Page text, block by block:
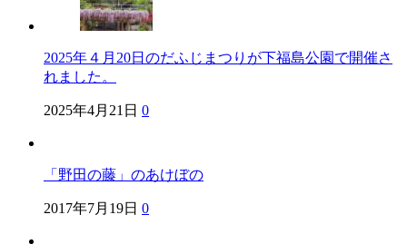
2025年４月20日のだふじまつりが下福島公園で開催さ
れました。
2025年4月21日 0
「野田の藤」のあけぼの
2017年7月19日 0